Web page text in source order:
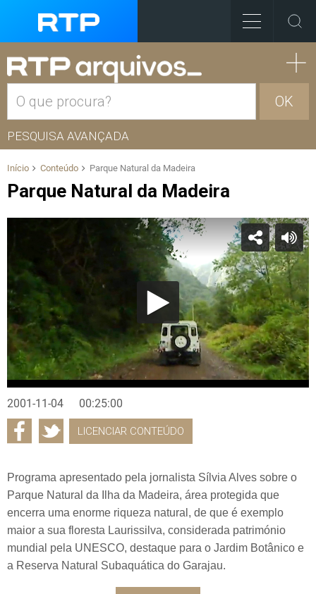
OK
PESQUISA AVANÇADA
Início Conteúdo Parque Natural da Madeira
Parque Natural da Madeira
2001-11-04 00:25:00
LICENCIAR CONTEÚDO
Programa apresentado pela jornalista Sílvia Alves sobre o
Parque Natural da Ilha da Madeira, área protegida que
encerra uma enorme riqueza natural, de que é exemplo
maior a sua floresta Laurissilva, considerada património
mundial pela UNESCO, destaque para o Jardim Botânico e
a Reserva Natural Subaquática do Garajau.